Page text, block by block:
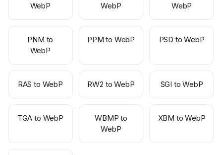
WebP
WebP
WebP
PNM to
WebP
PPM to WebP PSD to WebP
RAS to WebP RW2 to WebP SGI to WebP
TGA to WebP
WBMP to
WebP
XBM to WebP